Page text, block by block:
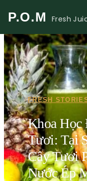
P.O.M Fresh
FRESH
Khoa Học
Tươi: Tại
Cây Tươi
Nước Ép